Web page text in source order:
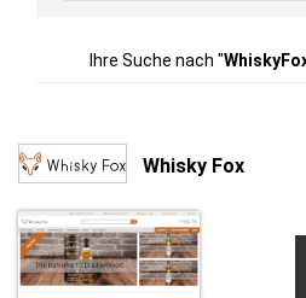
Ihre Suche nach "
Whisky Fox